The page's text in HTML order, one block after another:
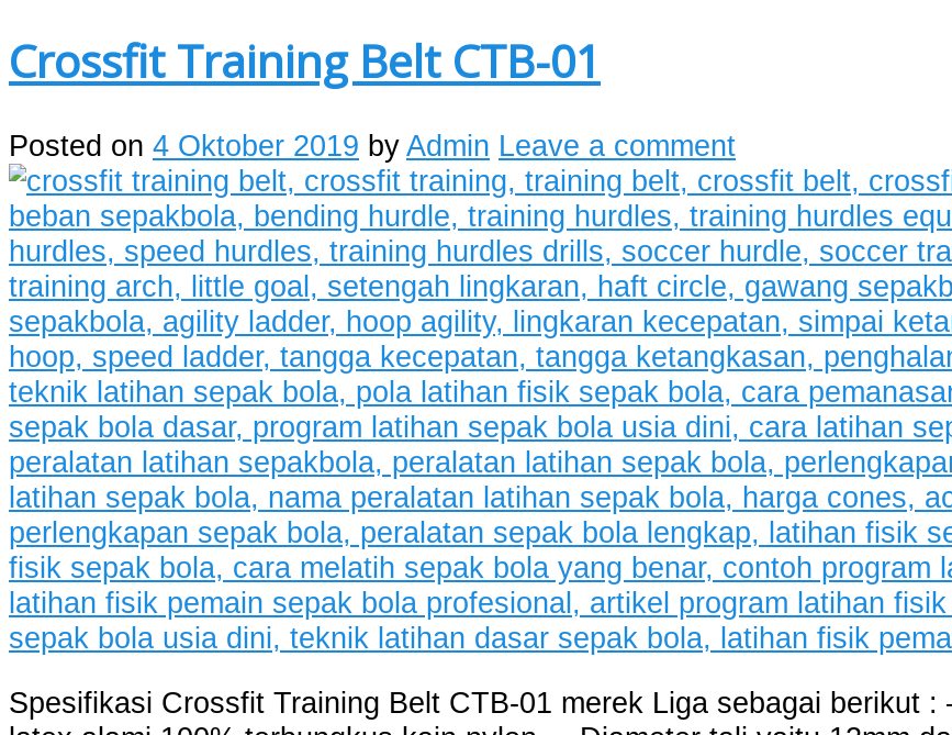
Crossfit Training Belt CTB-01
Posted on 4 Oktober 2019 byAdmin Leave a comment
Spesifikasi Crossfit Training Belt CTB-01 merek Liga sebagai berikut :